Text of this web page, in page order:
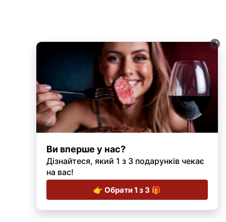
м'яса
Гастрономія і культура Новини Стейки Карпат